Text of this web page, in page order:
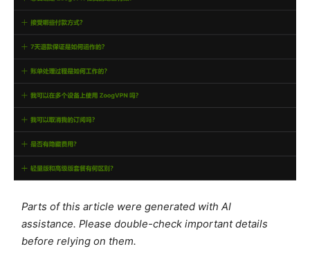
Parts of this article were generated with AI
assistance. Please double-check important details
before relying on them.